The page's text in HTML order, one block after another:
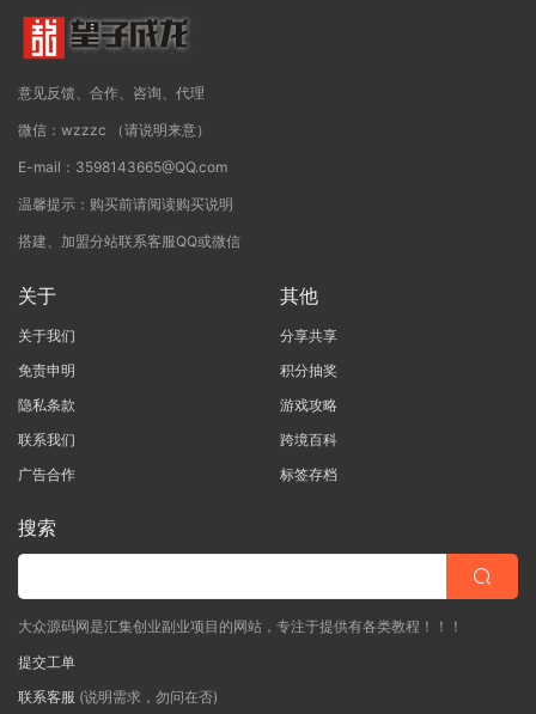
意见反馈、合作、咨询、代理
微信：wzzzc （请说明来意）
E-mail：3598143665@QQ.com
温馨提示：购买前请阅读购买说明
搭建、加盟分站联系客服QQ或微信
关于
关于我们
免责申明
隐私条款
联系我们
广告合作
其他
分享共享
积分抽奖
游戏攻略
跨境百科
标签存档
搜索
大众源码网是汇集创业副业项目的网站，专注于提供有各类教程！！！
提交工单
联系客服 (说明需求，勿问在否)